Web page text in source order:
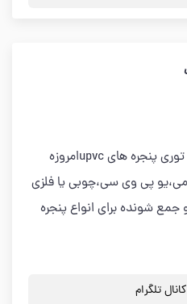
@kashantoryلزوم استفاده از توری پنجره های upvcامروزه
پی وی سی،چوبی یا فلزی
شونده برای انواع پنجره
تلگرام